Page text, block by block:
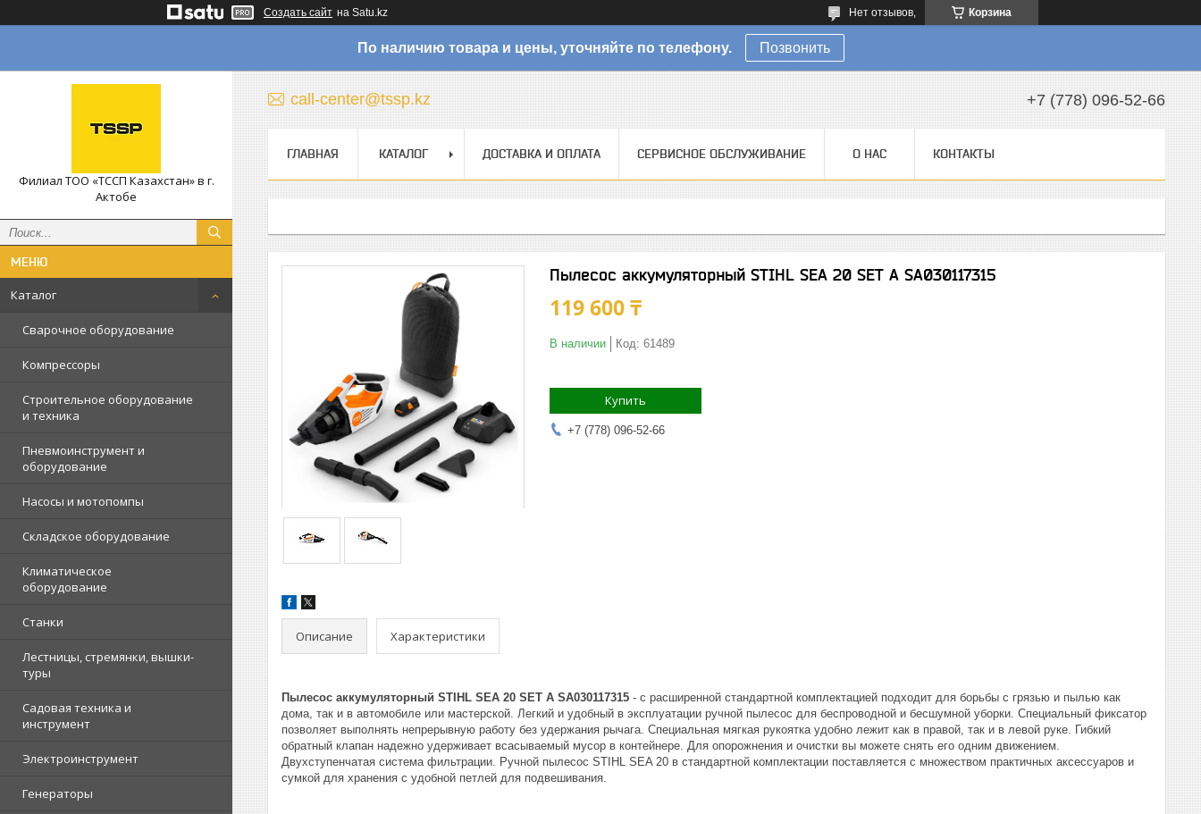
Создать сайт на Satu.kz Корзина
Нет отзывов,
По наличию товара и цены, уточняйте по телефону. Позвонить
Филиал ТОО «ТССП Казахстан» в г.
Актобе
Каталог
Сварочное оборудование
Компрессоры
Строительное оборудование
и техника
Пневмоинструмент и
оборудование
Насосы и мотопомпы
Складское оборудование
Климатическое
оборудование
Станки
Лестницы, стремянки, вышки-
туры
Садовая техника и
инструмент
Электроинструмент
Генераторы
call-center@tssp.kz +7 (778) 096-52-66
ГЛАВНАЯ КАТАЛОГ ДОСТАВКА И ОПЛАТА СЕРВИСНОЕ ОБСЛУЖИВАНИЕ О НАС КОНТАКТЫ
Пылесос аккумуляторный STIHL SEA 20 SET А SA030117315
119 600 ₸
В наличии Код: 61489
Купить
+7 (778) 096-52-66
Описание Характеристики
Пылесос аккумуляторный STIHL SEA 20 SET А SA030117315 - с расширенной стандартной комплектацией подходит для борьбы с грязью и пылью как
дома, так и в автомобиле или мастерской. Легкий и удобный в эксплуатации ручной пылесос для беспроводной и бесшумной уборки. Специальный фиксатор
позволяет выполнять непрерывную работу без удержания рычага. Специальная мягкая рукоятка удобно лежит как в правой, так и в левой руке. Гибкий
обратный клапан надежно удерживает всасываемый мусор в контейнере. Для опорожнения и очистки вы можете снять его одним движением.
Двухступенчатая система фильтрации. Ручной пылесос STIHL SEA 20 в стандартной комплектации поставляется с множеством практичных аксессуаров и
сумкой для хранения с удобной петлей для подвешивания.